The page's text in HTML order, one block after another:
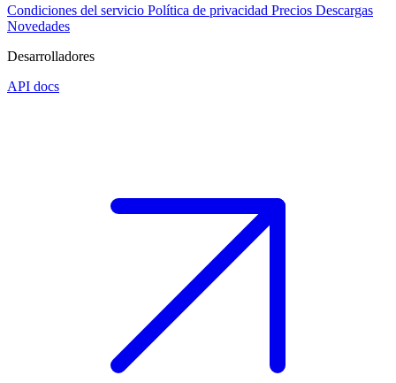
Condiciones del servicio Política de privacidad Precios Descargas
Novedades
Desarrolladores
API docs